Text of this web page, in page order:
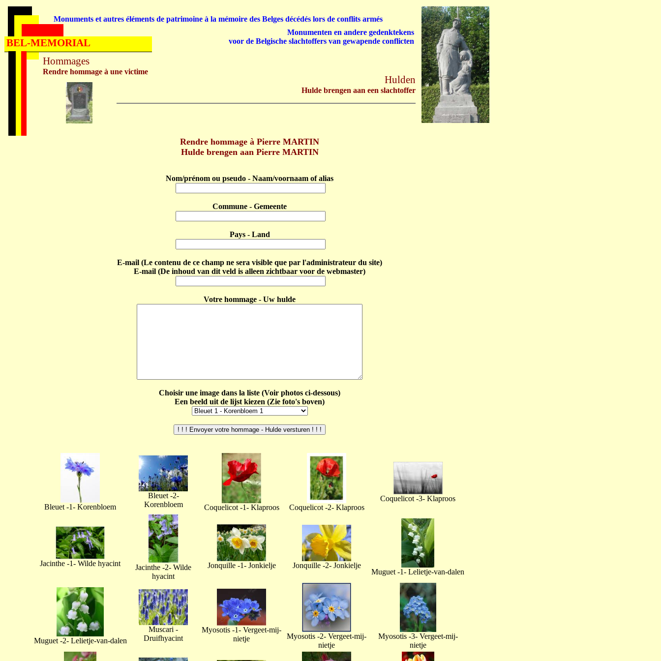
Rendre hommage à Pierre MARTIN
Hulde brengen aan Pierre MARTIN
Nom/prénom ou pseudo - Naam/voornaam of alias
Commune - Gemeente
Pays - Land
E-mail (Le contenu de ce champ ne sera visible que par l'administrateur du site)
E-mail (De inhoud van dit veld is alleen zichtbaar voor de webmaster)
Votre hommage - Uw hulde
Choisir une image dans la liste (Voir photos ci-dessous)
Een beeld uit de lijst kiezen (Zie foto's boven)
Bleuet -1- Korenbloem
Bleuet -2-
Korenbloem
Coquelicot -1- Klaproos Coquelicot -2- Klaproos
Coquelicot -3- Klaproos
Jacinthe -1- Wilde hyacint
Jacinthe -2- Wilde
hyacint
Jonquille -1- Jonkielje Jonquille -2- Jonkielje
Muguet -1- Lelietje-van-dalen
Muguet -2- Lelietje-van-dalen
Muscari -
Druifhyacint
Myosotis -1- Vergeet-mij-
nietje
Myosotis -2- Vergeet-mij-
nietje
Myosotis -3- Vergeet-mij-
nietje
Hommages
Rendre hommage à une victime
Hulden
Hulde brengen aan een slachtoffer
Monuments et autres éléments de patrimoine à la mémoire des Belges décédés lors de conflits armés
Monumenten en andere gedenktekens
voor de Belgische slachtoffers van gewapende conflicten
BEL-MEMORIAL